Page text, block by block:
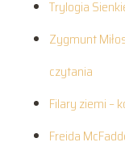
Trylogia
Zygmunt
czytania
Filary ziemi –
Freida